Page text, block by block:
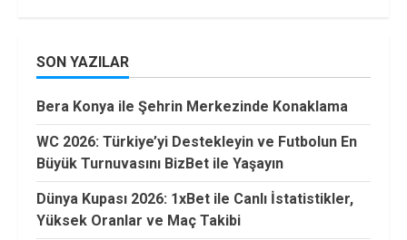
SON YAZILAR
Bera Konya ile Şehrin Merkezinde Konaklama
WC 2026: Türkiye’yi Destekleyin ve Futbolun En
Büyük Turnuvasını BizBet ile Yaşayın
Dünya Kupası 2026: 1xBet ile Canlı İstatistikler,
Yüksek Oranlar ve Maç Takibi